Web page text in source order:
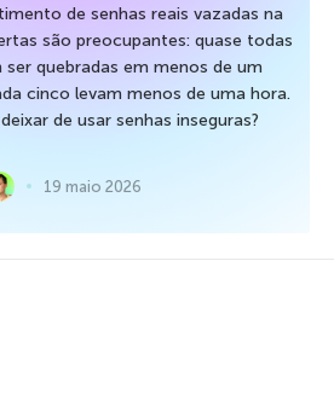
de senhas reais vazadas na
são preocupantes: quase todas
ser quebradas em menos de um
cinco levam menos de uma hora.
de usar senhas inseguras?
19 maio 2026